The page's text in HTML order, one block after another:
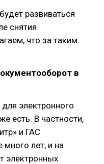
развиваться
снятия
что за таким
в
электронного
есть. В частности,
и ГАС
много лет, и на
электронных